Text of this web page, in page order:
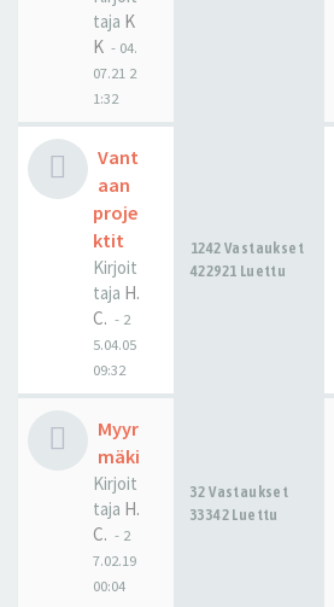
taja K
K - 04.
07.21 2
1:32
Vant
aan
proje
ktit
Kirjoit
taja H.
C. - 2
5.04.05
09:32
1242 Vastaukset
422921 Luettu
Myyr
mäki
Kirjoit
taja H.
C. - 2
7.02.19
00:04
32 Vastaukset
33342 Luettu